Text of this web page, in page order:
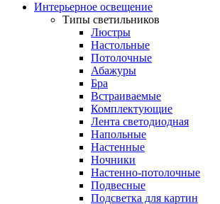
Интерьерное освещение
Типы светильников
Люстры
Настольные
Потолочные
Абажуры
Бра
Встраиваемые
Комплектующие
Лента светодиодная
Напольные
Настенные
Ночники
Настенно-потолочные
Подвесные
Подсветка для картин